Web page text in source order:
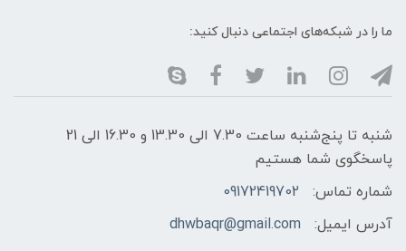
ما را در شبکه‌های اجتماعی دنبال کنید:
شنبه تا پنج‌شنبه ساعت 7.30 الی 13.30 و 16.30 الی 21
پاسخگوی شما هستیم
شماره تماس:
09172419702
آدرس ایمیل:
dhwbaqr@gmail.com